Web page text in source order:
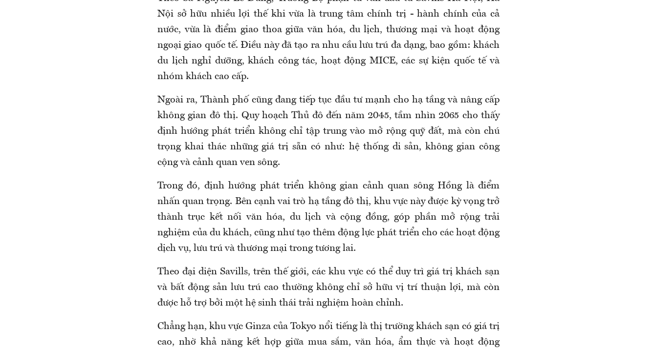
Nội sở hữu nhiều lợi thế khi vừa là trung tâm chính trị - hành chính của cả
nước, vừa là điểm giao thoa giữa văn hóa, du lịch, thương mại và hoạt động
ngoại giao quốc tế. Điều này đã tạo ra nhu cầu lưu trú đa dạng, bao gồm: khách
du lịch nghỉ dưỡng, khách công tác, hoạt động MICE, các sự kiện quốc tế và
nhóm khách cao cấp.
Ngoài ra, Thành phố cũng đang tiếp tục đầu tư mạnh cho hạ tầng và nâng cấp
không gian đô thị. Quy hoạch Thủ đô đến năm 2045, tầm nhìn 2065 cho thấy
định hướng phát triển không chỉ tập trung vào mở rộng quỹ đất, mà còn chú
trọng khai thác những giá trị sẵn có như: hệ thống di sản, không gian công
cộng và cảnh quan ven sông.
Trong đó, định hướng phát triển không gian cảnh quan sông Hồng là điểm
nhấn quan trọng. Bên cạnh vai trò hạ tầng đô thị, khu vực này được kỳ vọng trở
thành trục kết nối văn hóa, du lịch và cộng đồng, góp phần mở rộng trải
nghiệm của du khách, cũng như tạo thêm động lực phát triển cho các hoạt động
dịch vụ, lưu trú và thương mại trong tương lai.
Theo đại diện Savills, trên thế giới, các khu vực có thể duy trì giá trị khách sạn
và bất động sản lưu trú cao thường không chỉ sở hữu vị trí thuận lợi, mà còn
được hỗ trợ bởi một hệ sinh thái trải nghiệm hoàn chỉnh.
Chẳng hạn, khu vực Ginza của Tokyo nổi tiếng là thị trường khách sạn có giá trị
cao, nhờ khả năng kết hợp giữa mua sắm, văn hóa, ẩm thực và hoạt động